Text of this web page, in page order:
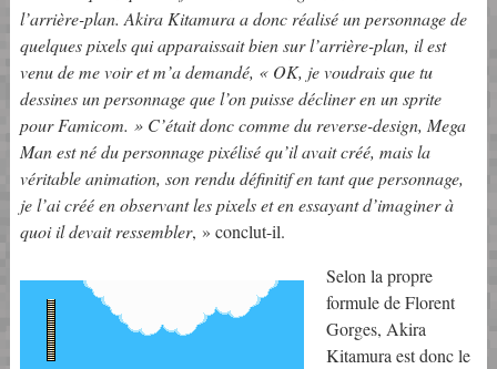
l’arrière-plan. Akira Kitamura a donc réalisé un personnage de
quelques pixels qui apparaissait bien sur l’arrière-plan, il est
venu de me voir et m’a demandé, « OK, je voudrais que tu
dessines un personnage que l’on puisse décliner en un sprite
pour Famicom. » C’était donc comme du reverse-design, Mega
Man est né du personnage pixélisé qu’il avait créé, mais la
véritable animation, son rendu définitif en tant que personnage,
je l’ai créé en observant les pixels et en essayant d’imaginer à
quoi il devait ressembler, » conclut-il.
Selon la propre
formule de Florent
Gorges, Akira
Kitamura est donc le